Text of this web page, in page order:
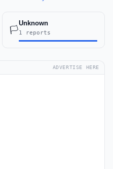
🏳️
Unknown
1 reports
ADVERTISE HERE